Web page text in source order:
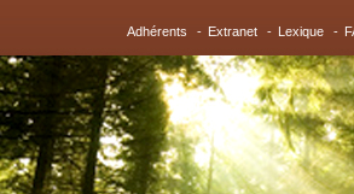
Adhérents - Extranet - Lexique -